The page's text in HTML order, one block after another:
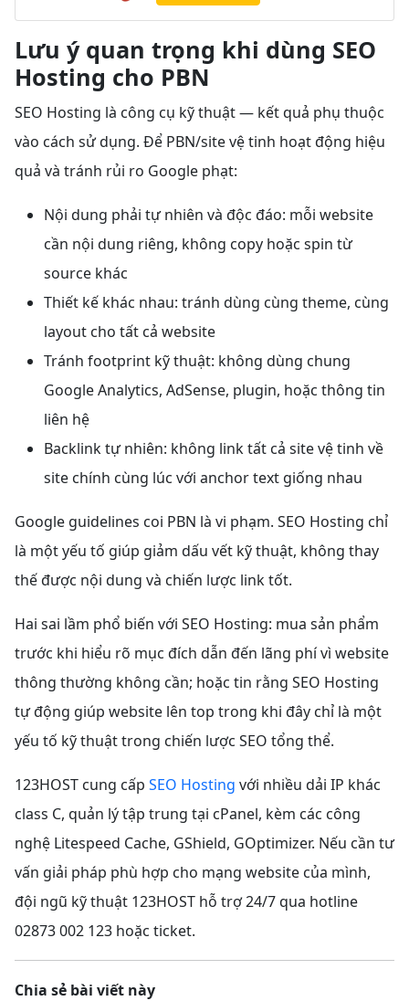
Lưu ý quan trọng khi dùng SEO
Hosting cho PBN
SEO Hosting là công cụ kỹ thuật — kết quả phụ thuộc
vào cách sử dụng. Để PBN/site vệ tinh hoạt động hiệu
quả và tránh rủi ro Google phạt:
Nội dung phải tự nhiên và độc đáo: mỗi website
cần nội dung riêng, không copy hoặc spin từ
source khác
Thiết kế khác nhau: tránh dùng cùng theme, cùng
layout cho tất cả website
Tránh footprint kỹ thuật: không dùng chung
Google Analytics, AdSense, plugin, hoặc thông tin
liên hệ
Backlink tự nhiên: không link tất cả site vệ tinh về
site chính cùng lúc với anchor text giống nhau
Google guidelines coi PBN là vi phạm. SEO Hosting chỉ
là một yếu tố giúp giảm dấu vết kỹ thuật, không thay
thế được nội dung và chiến lược link tốt.
Hai sai lầm phổ biến với SEO Hosting: mua sản phẩm
trước khi hiểu rõ mục đích dẫn đến lãng phí vì website
thông thường không cần; hoặc tin rằng SEO Hosting
tự động giúp website lên top trong khi đây chỉ là một
yếu tố kỹ thuật trong chiến lược SEO tổng thể.
123HOST cung cấp SEO Hosting với nhiều dải IP khác
class C, quản lý tập trung tại cPanel, kèm các công
nghệ Litespeed Cache, GShield, GOptimizer. Nếu cần tư
vấn giải pháp phù hợp cho mạng website của mình,
đội ngũ kỹ thuật 123HOST hỗ trợ 24/7 qua hotline
02873 002 123 hoặc ticket.
Chia sẻ bài viết này